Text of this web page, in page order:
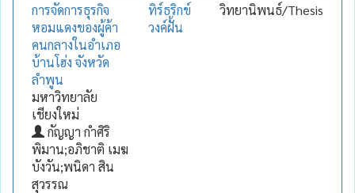
การจัดการธุรกิจ
หอมแดงของผู้ค้า
คนกลางในอำเภอ
บ้านโฮ่ง จังหวัด
ลำพูน
มหาวิทยาลัย
เชียงใหม่
กัญญา กำศิริ
พิมาน;อภิชาติ เมฆ
บังวัน;พนิดา สิน
สุวรรณ
ทิร์ธริกข์
วงค์ฝั้น
วิทยานิพนธ์/Thesis